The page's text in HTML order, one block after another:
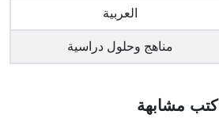
العربية
مناهج وحلول دراسية
كتب مشابهة